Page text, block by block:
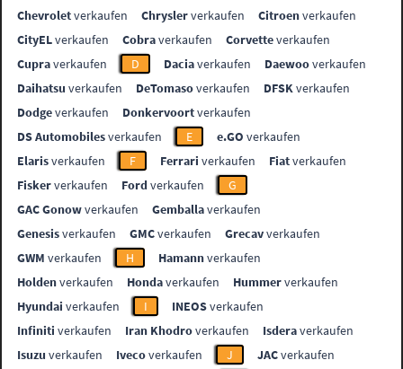
Chevroletverkaufen Chryslerverkaufen Citroenverkaufen
CityELverkaufen Cobraverkaufen Corvetteverkaufen
Cupraverkaufen D Daciaverkaufen Daewooverkaufen
Daihatsu verkaufen DeTomasoverkaufen DFSKverkaufen
Dodgeverkaufen Donkervoortverkaufen
DS Automobilesverkaufen E e.GO verkaufen
Elarisverkaufen F Ferrari verkaufen Fiatverkaufen
Fiskerverkaufen Fordverkaufen
G
GAC Gonowverkaufen Gemballaverkaufen
Genesisverkaufen GMCverkaufen Grecavverkaufen
GWM verkaufen H Hamannverkaufen
Holdenverkaufen Hondaverkaufen Hummerverkaufen
Hyundai verkaufen I INEOSverkaufen
Infiniti verkaufen Iran Khodroverkaufen Isderaverkaufen
Isuzu verkaufen Ivecoverkaufen J JACverkaufen